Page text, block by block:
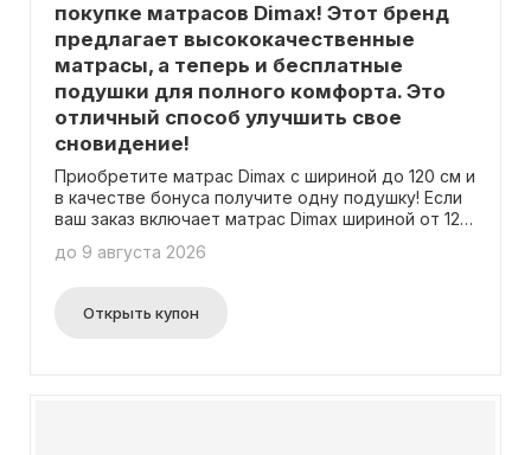
покупке матрасов Dimax! Этот бренд
предлагает высококачественные
матрасы, а теперь и бесплатные
подушки для полного комфорта. Это
отличный способ улучшить свое
сновидение!
Приобретите матрас Dimax с шириной до 120 см и
в качестве бонуса получите одну подушку! Если
ваш заказ включает матрас Dimax шириной от 120
Промокод не требуется для получения подарка.
до 9 августа 2026
Открыть купон